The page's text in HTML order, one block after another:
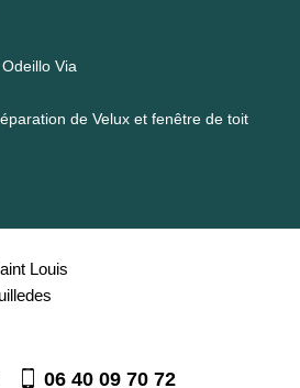
Via
de Velux et fenêtre de toit
Louis
06 40 09 70 72